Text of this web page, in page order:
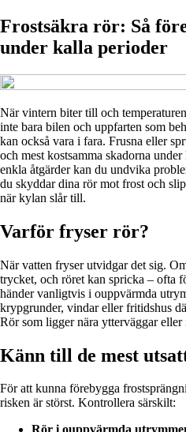
Frostsäkra rör: Så
under kalla perioder
När vintern biter till och
inte bara bilen och uppfarten som
kan också vara i fara. Frusna eller
och mest kostsamma skadorna
enkla åtgärder kan du undvika
du skyddar dina rör mot frost och
när kylan slår till.
Varför fryser rör?
När vatten fryser utvidgar det sig.
trycket, och röret kan spricka – ofta
händer vanligtvis i ouppvärmda
krypgrunder, vindar eller fritidshus
Rör som ligger nära ytterväggar eller
Känn till de mest
För att kunna förebygga
risken är störst. Kontrollera särskilt: